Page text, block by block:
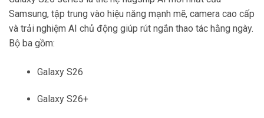
Samsung, tập trung vào hiệu năng mạnh mẽ, camera cao cấp
và trải nghiệm AI chủ động giúp rút ngắn thao tác hằng ngày.
Bộ ba gồm:
Galaxy S26
Galaxy S26+